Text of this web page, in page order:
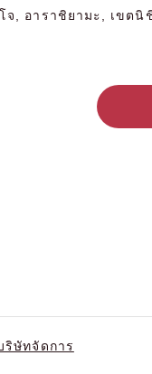
, อาราชิยามะ, เขตนิ
ริษัทจัดการ